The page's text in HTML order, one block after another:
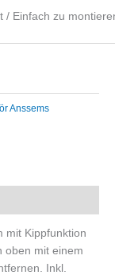
/ Einfach zu
Anssems
mit Kippfunktion
oben mit einem
Inkl.